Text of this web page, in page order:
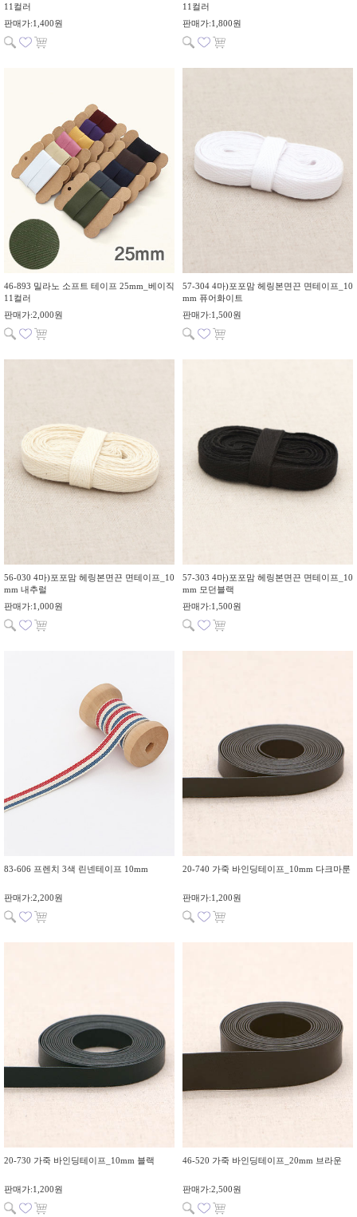
11컬러
판매가:1,400원
11컬러
판매가:1,800원
46-893 밀라노 소프트 테이프 25mm_베이직
11컬러
판매가:2,000원
57-304 4마)포포맘 헤링본면끈 면테이프_10
mm 퓨어화이트
판매가:1,500원
56-030 4마)포포맘 헤링본면끈 면테이프_10
mm 내추럴
판매가:1,000원
57-303 4마)포포맘 헤링본면끈 면테이프_10
mm 모던블랙
판매가:1,500원
83-606 프렌치 3색 린넨테이프 10mm
판매가:2,200원
20-740 가죽 바인딩테이프_10mm 다크마룬
판매가:1,200원
20-730 가죽 바인딩테이프_10mm 블랙
판매가:1,200원
46-520 가죽 바인딩테이프_20mm 브라운
판매가:2,500원